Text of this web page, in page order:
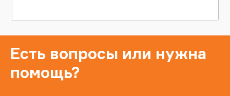
Есть вопросы или нужна
помощь?